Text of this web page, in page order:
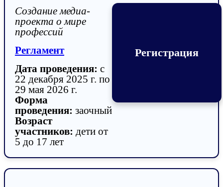
Создание медиа-
проекта о мире
профессий
Регламент
Дата проведения: с
22 декабря 2025 г. по
29 мая 2026 г.
Форма
проведения: заочный
Возраст
участников: дети от
5 до 17 лет
Регистрация